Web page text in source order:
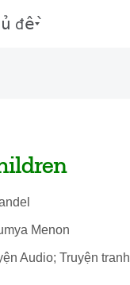
đề
Menon
Audio; Truyện tranh